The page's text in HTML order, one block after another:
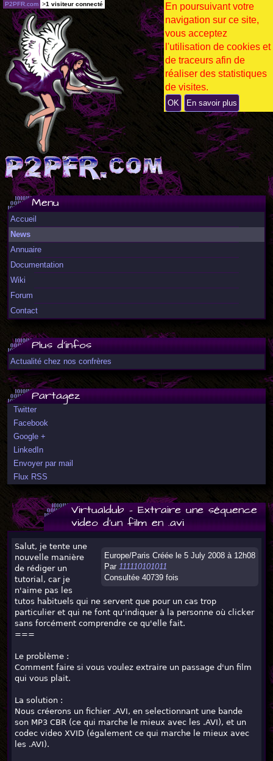
Menu
Accueil
News
Annuaire
Documentation
Wiki
Forum
Contact
Plus d'infos
Actualité chez nos confrères
Partagez
Twitter
Facebook
Google +
LinkedIn
Envoyer par mail
Flux RSS
Virtualdub - Extraire une séquence
video d'un film en .avi
Europe/Paris Créée le 5 July 2008 à 12h08
Par 111110101011
Consultée 40739 fois
Salut, je tente une
nouvelle manière
de rédiger un
tutorial, car je
n'aime pas les
tutos habituels qui ne servent que pour un cas trop
particulier et qui ne font qu'indiquer à la personne où clicker
sans forcément comprendre ce qu'elle fait.
===
Le problème :
Comment faire si vous voulez extraire un passage d'un film
qui vous plait.
La solution :
Nous créerons un fichier .AVI, en selectionnant une bande
son MP3 CBR (ce qui marche le mieux avec les .AVI), et un
codec video XVID (également ce qui marche le mieux avec
les .AVI).
P2PFR.com >1 visiteur connecté
En poursuivant votre
navigation sur ce site,
vous acceptez
l'utilisation de cookies et
de traceurs afin de
réaliser des statistiques
de visites.
OK En savoir plus